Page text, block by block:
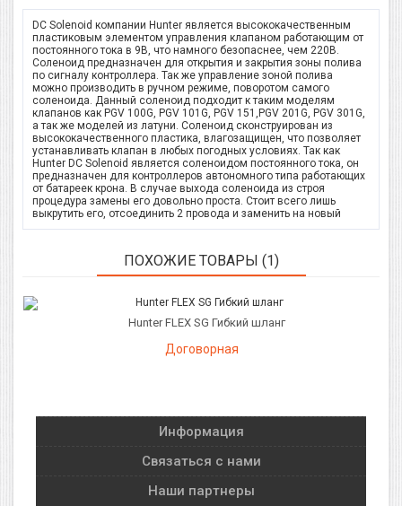
DC Solenoid компании Hunter является высококачественным
пластиковым элементом управления клапаном работающим от
постоянного тока в 9B, что намного безопаснее, чем 220B.
Соленоид предназначен для открытия и закрытия зоны полива
по сигналу контроллера. Так же управление зоной полива
можно производить в ручном режиме, поворотом самого
соленоида. Данный соленоид подходит к таким моделям
клапанов как PGV 100G, PGV 101G, PGV 151,PGV 201G, PGV 301G,
а так же моделей из латуни. Соленоид сконструирован из
высококачественного пластика, влагозащищен, что позволяет
устанавливать клапан в любых погодных условиях. Так как
Hunter DC Solenoid является соленоидом постоянного тока, он
предназначен для контроллеров автономного типа работающих
от батареек крона. В случае выхода соленоида из строя
процедура замены его довольно проста. Стоит всего лишь
выкрутить его, отсоединить 2 провода и заменить на новый
ПОХОЖИЕ ТОВАРЫ (1)
Hunter FLEX SG Гибкий шланг
Договорная
Информация
Связаться с нами
Наши партнеры